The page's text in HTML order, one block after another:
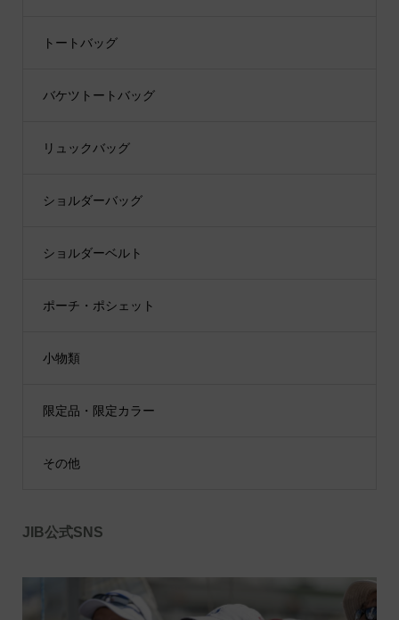
トートバッグ
バケツトートバッグ
リュックバッグ
ショルダーバッグ
ショルダーベルト
ポーチ・ポシェット
小物類
限定品・限定カラー
その他
JIB公式SNS